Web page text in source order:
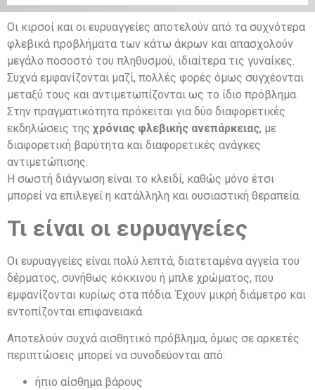
Οι κιρσοί και οι ευρυαγγείες αποτελούν από τα συχνότερα
φλεβικά προβλήματα των κάτω άκρων και απασχολούν
μεγάλο ποσοστό του πληθυσμού, ιδιαίτερα τις γυναίκες.
Συχνά εμφανίζονται μαζί, πολλές φορές όμως συγχέονται
μεταξύ τους και αντιμετωπίζονται ως το ίδιο πρόβλημα.
Στην πραγματικότητα πρόκειται για δύο διαφορετικές
εκδηλώσεις τηςχρόνιας φλεβικής ανεπάρκειας, με
διαφορετική βαρύτητα και διαφορετικές ανάγκες
αντιμετώπισης.
Η σωστή διάγνωση είναι το κλειδί, καθώς μόνο έτσι
μπορεί να επιλεγεί η κατάλληλη και ουσιαστική θεραπεία.
Τι είναι οι ευρυαγγείες
Οι ευρυαγγείες είναι πολύ λεπτά, διατεταμένα αγγεία του
δέρματος, συνήθως κόκκινου ή μπλε χρώματος, που
εμφανίζονται κυρίως στα πόδια. Έχουν μικρή διάμετρο και
εντοπίζονται επιφανειακά.
Αποτελούν συχνά αισθητικό πρόβλημα, όμως σε αρκετές
περιπτώσεις μπορεί να συνοδεύονται από:
ήπιο αίσθημα βάρους